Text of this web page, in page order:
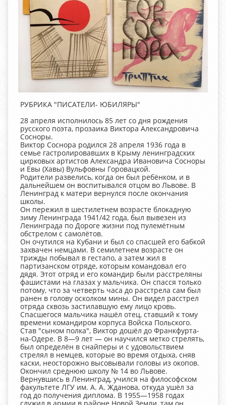
РУБРИКА "ПИСАТЕЛИ- ЮБИЛЯРЫ"
28 апреля исполнилось 85 лет со дня рождения
русского поэта, прозаика Виктора Александровича
Сосноры.
Виктор Соснора родился 28 апреля 1936 года в
семье гастролировавших в Крыму ленинградских
цирковых артистов Александра Ивановича Сосноры
и Евы (Хавы) Вульфовны Горовацкой.
Родители развелись, когда он был ребёнком, и в
дальнейшем он воспитывался отцом во Львове. В
Ленинград к матери вернулся после окончания
школы.
Он пережил в шестилетнем возрасте блокадную
зиму Ленинграда 1941/42 года, был вывезен из
Ленинграда по Дороге жизни под пулемётным
обстрелом с самолётов.
Он очутился на Кубани и был со спасшей его бабкой
захвачен немцами. В семилетнем возрасте он
трижды побывал в гестапо, а затем жил в
партизанском отряде, которым командовал его
дядя. Этот отряд и его командир были расстреляны
фашистами на глазах у мальчика. Он спасся только
потому, что за четверть часа до расстрела сам был
ранен в голову осколком мины. Он видел расстрел
отряда сквозь застилавшую ему лицо кровь.
Спасшегося мальчика нашёл отец, ставший к тому
времени командиром корпуса Войска Польского.
Став "сыном полка", Виктор дошёл до Франкфурта-
на-Одере. В 8—9 лет — он научился метко стрелять,
был определён в снайперы и с удовольствием
стрелял в немцев, которые во время отдыха, сняв
каски, неосторожно высовывали головы из окопов.
Окончил среднюю школу № 14 во Львове.
Вернувшись в Ленинград, учился на философском
факультете ЛГУ им. А. А. Жданова, откуда ушёл за
год до получения диплома. В 1955—1958 годах